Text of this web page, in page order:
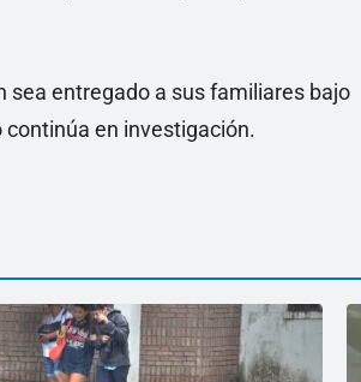
sea entregado a sus familiares bajo
en investigación.